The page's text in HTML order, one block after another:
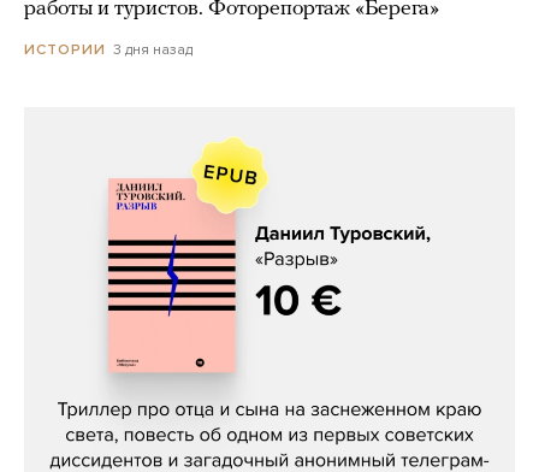
работы и туристов. Фоторепортаж «Берега»
ИСТОРИИ 3 дня назад
Даниил Туровский, «Разрыв»